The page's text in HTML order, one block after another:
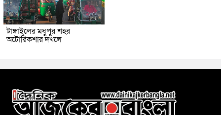
টাঙ্গাইলের মধুপুর শহর
অটোরিকশার দখলে